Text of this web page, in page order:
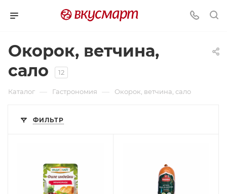
Окорок, ветчина,
сало
12
Каталог — Гастрономия — Окорок, ветчина, сало
ФИЛЬТР